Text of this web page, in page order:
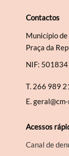
Contactos
Município de
Praça da
NIF:
T. 266 989
E.
Acessos
Canal de